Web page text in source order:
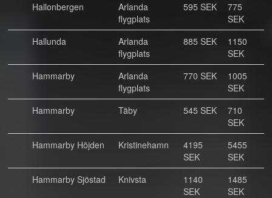
Hallonbergen
Arlanda
flygplats
595 SEK
775
SEK
Hallunda
Arlanda
flygplats
885 SEK
1150
SEK
Hammarby
Arlanda
flygplats
770 SEK
1005
SEK
Hammarby
Täby 545 SEK
710
SEK
Hammarby Höjden
Kristinehamn
4195
SEK
5455
SEK
Hammarby Sjöstad
Knivsta
1140
SEK
1485
SEK